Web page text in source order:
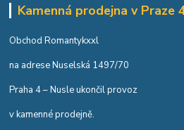
Kamenná prodejna v Praze
Obchod Romantykxxl
na adrese Nuselská 1497/70
Praha 4 – Nusle ukončil provoz
v kamenné prodejně.